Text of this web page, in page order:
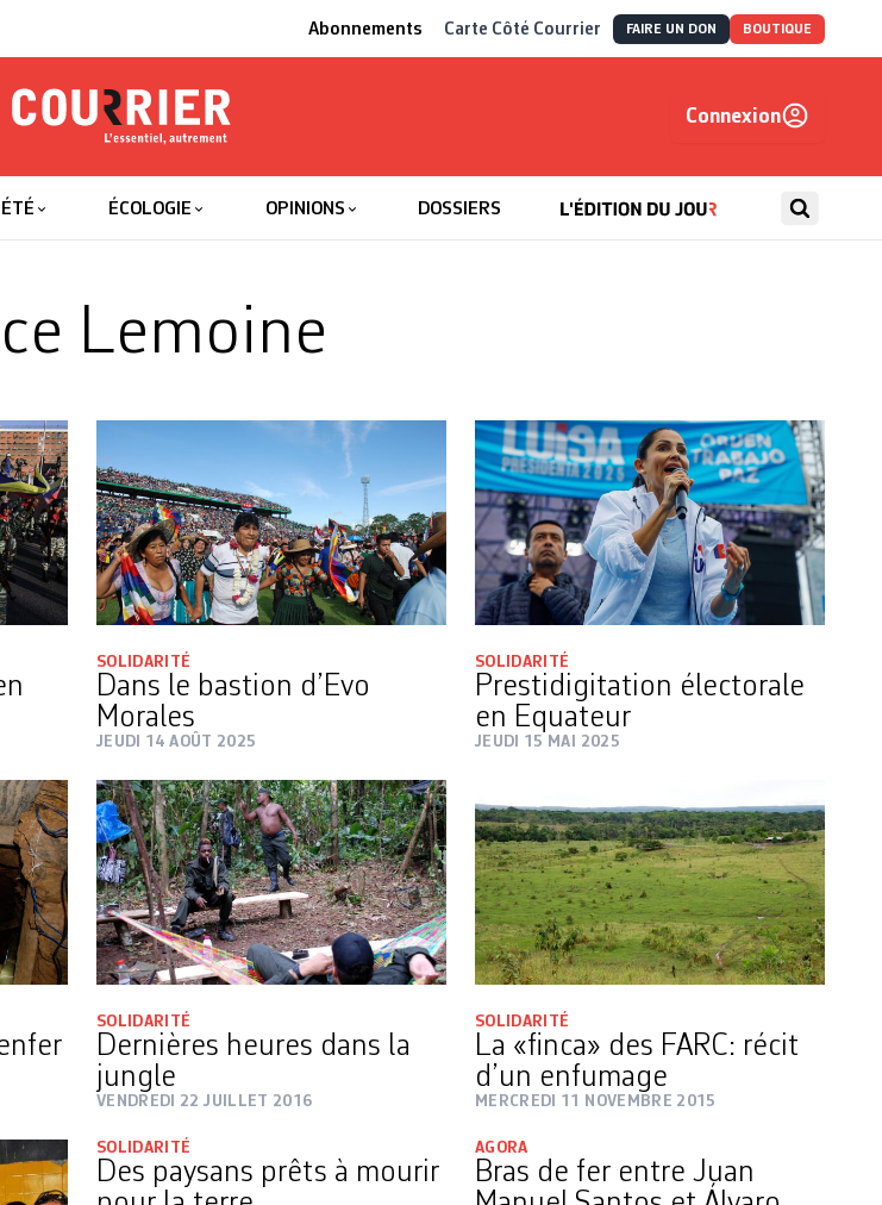
Abonnements Carte Côté Courrier FAIRE UN DON BOUTIQUE
Courrier
Connexion
ÉCOLOGIE OPINIONS DOSSIERS
Lemoine
SOLIDARITÉ
Dans le bastion d’Evo
Morales
JEUDI 14 AOÛT 2025
SOLIDARITÉ
Prestidigitation électorale
en Equateur
JEUDI 15 MAI 2025
SOLIDARITÉ
Dernières heures dans la
jungle
VENDREDI 22 JUILLET 2016
SOLIDARITÉ
La «finca» des FARC: récit
d’un enfumage
MERCREDI 11 NOVEMBRE 2015
SOLIDARITÉ
Des paysans prêts à mourir
AGORA
Bras de fer entre Juan